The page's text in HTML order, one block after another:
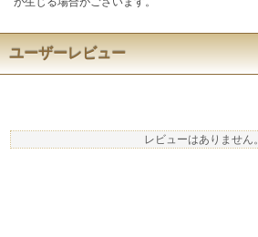
ユーザーレビュー
レビューはありません。